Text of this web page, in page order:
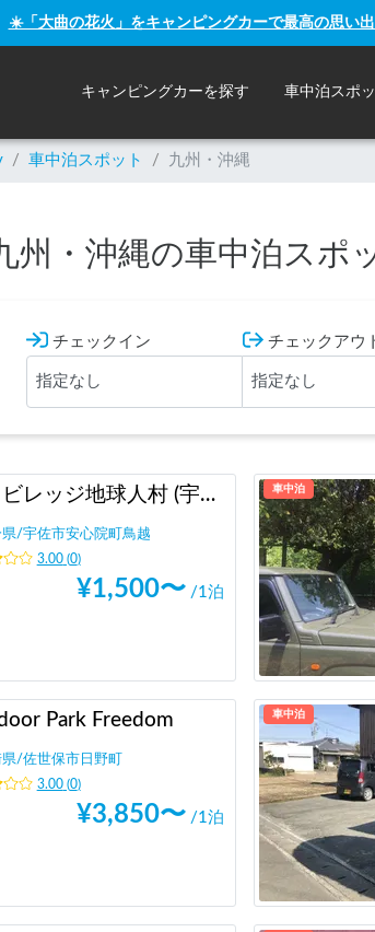
☀️「大曲の花火」をキャンピングカーで最高の思い
キャンピングカーを探す 車中泊スポ
/ 車中泊スポット / 九州・沖縄
州・沖縄の車中泊スポ
チェックイン チェックアウ
エコビレッジ地球人村 (宇佐市安心院町/湯布院別府近く)
/宇佐市安心院町鳥越
3.00(0)
¥1,500〜 /1泊
車中泊
Park Freedom
/佐世保市日野町
3.00(0)
¥3,850〜 /1泊
車中泊